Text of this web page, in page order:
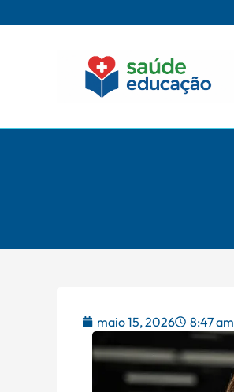
maio 15, 2026 8:47 am